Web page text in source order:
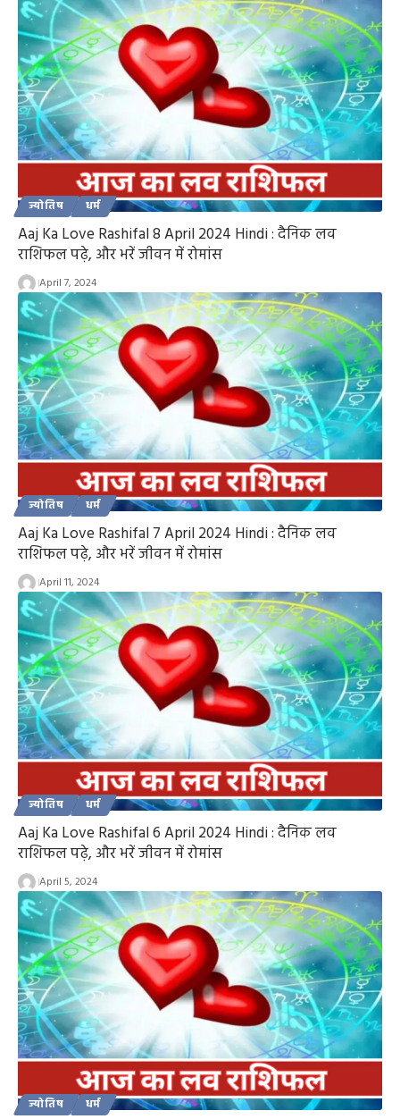
ज्योतिष धर्म
Aaj Ka Love Rashifal 8 April 2024 Hindi : दैनिक लव
राशिफल पढ़े, और भरें जीवन में रोमांस
April 7, 2024
ज्योतिष धर्म
Aaj Ka Love Rashifal 7 April 2024 Hindi : दैनिक लव
राशिफल पढ़े, और भरें जीवन में रोमांस
April 11, 2024
ज्योतिष धर्म
Aaj Ka Love Rashifal 6 April 2024 Hindi : दैनिक लव
राशिफल पढ़े, और भरें जीवन में रोमांस
April 5, 2024
ज्योतिष धर्म